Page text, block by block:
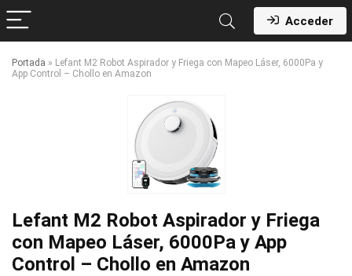
Acceder
Portada » Lefant M2 Robot Aspirador y Friega con Mapeo Láser, 6000Pa y
App Control – Chollo en Amazon
Lefant M2 Robot Aspirador y Friega
con Mapeo Láser, 6000Pa y App
Control – Chollo en Amazon